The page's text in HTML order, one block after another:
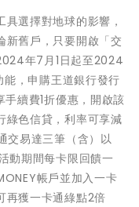
選擇對地球的影響，
新舊戶，只要開啟「交
年7月1日起至2024
能，申購王道銀行發行
續費1折優惠，開啟該
綠色信貸，利率可享減
交易達三筆（含）以
動期間每卡限回饋一
帳戶並加入一卡
再獲一卡通綠點2倍